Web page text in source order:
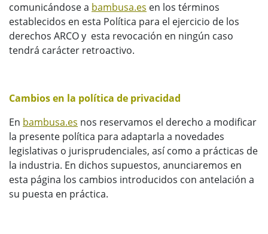
comunicándose a bambusa.es en los términos
establecidos en esta Política para el ejercicio de los
derechos ARCO y esta revocación en ningún caso
tendrá carácter retroactivo.
Cambios en la política de privacidad
En bambusa.es nos reservamos el derecho a modificar
la presente política para adaptarla a novedades
legislativas o jurisprudenciales, así como a prácticas de
la industria. En dichos supuestos, anunciaremos en
esta página los cambios introducidos con antelación a
su puesta en práctica.